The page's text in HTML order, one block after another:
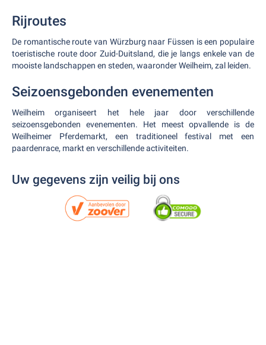
Rijroutes
De romantische route van Würzburg naar Füssen is een populaire
toeristische route door Zuid-Duitsland, die je langs enkele van de
mooiste landschappen en steden, waaronder Weilheim, zal leiden.
Seizoensgebonden evenementen
Weilheim organiseert het hele jaar door verschillende
seizoensgebonden evenementen. Het meest opvallende is de
Weilheimer Pferdemarkt, een traditioneel festival met een
paardenrace, markt en verschillende activiteiten.
Uw gegevens zijn veilig bij ons